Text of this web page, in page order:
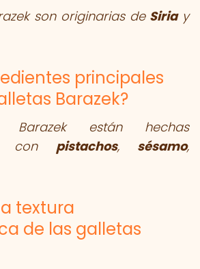
son originarias de Siriay
principales
Barazek?
Barazek están hechas
con pistachos, sésamo,
textura
de las galletas